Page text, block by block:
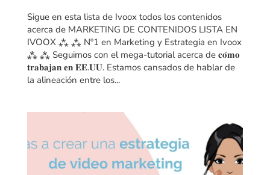
Sigue en esta lista de Ivoox todos los contenidos
acerca de MARKETING DE CONTENIDOS LISTA EN
IVOOX ⁂ ⁂ Nº1 en Marketing y Estrategia en Ivoox
⁂ ⁂ Seguimos con el mega-tutorial acerca de 𝐜𝐨́𝐦𝐨
𝐭𝐫𝐚𝐛𝐚𝐣𝐚𝐧 𝐞𝐧 𝐄𝐄.𝐔𝐔. Estamos cansados de hablar de
la alineación entre los...